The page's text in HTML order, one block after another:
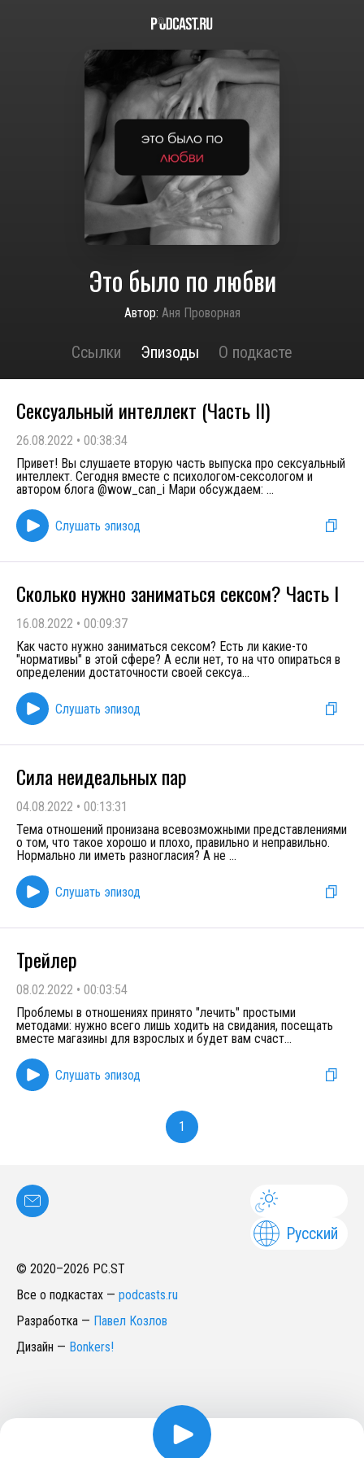
Это было по любви
Автор: Аня Проворная
Ссылки Эпизоды О подкасте
Сексуальный интеллект (Часть II)
26.08.2022 • 00:38:34
Привет! Вы слушаете вторую часть выпуска про сексуальный
интеллект. Сегодня вместе с психологом-сексологом и
автором блога @wow_can_i Мари обсуждаем: ...
Слушать эпизод
Сколько нужно заниматься сексом? Часть I
16.08.2022 • 00:09:37
Как часто нужно заниматься сексом? Есть ли какие-то
"нормативы" в этой сфере? А если нет, то на что опираться в
определении достаточности своей сексуа...
Слушать эпизод
Сила неидеальных пар
04.08.2022 • 00:13:31
Тема отношений пронизана всевозможными представлениями
о том, что такое хорошо и плохо, правильно и неправильно.
Нормально ли иметь разногласия? А не ...
Слушать эпизод
Трейлер
08.02.2022 • 00:03:54
Проблемы в отношениях принято "лечить" простыми
методами: нужно всего лишь ходить на свидания, посещать
вместе магазины для взрослых и будет вам счаст...
Слушать эпизод
1
Русский
© 2020–2026 PC.ST
Все о подкастах — podcasts.ru
Разработка — Павел Козлов
Дизайн — Bonkers!